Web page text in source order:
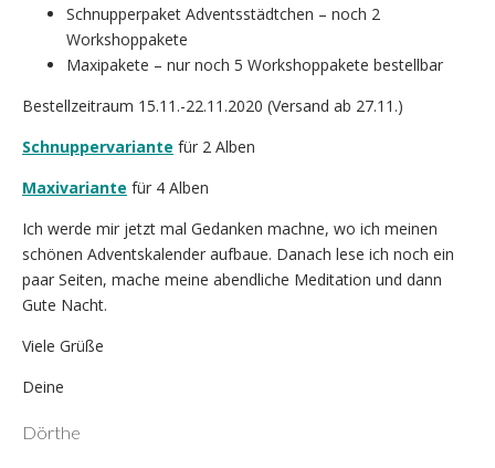
Schnupperpaket Adventsstädtchen – noch 2
Workshoppakete
Maxipakete – nur noch 5 Workshoppakete bestellbar
Bestellzeitraum 15.11.-22.11.2020 (Versand ab 27.11.)
Schnuppervariante für 2 Alben
Maxivariante für 4 Alben
Ich werde mir jetzt mal Gedanken machne, wo ich meinen
schönen Adventskalender aufbaue. Danach lese ich noch ein
paar Seiten, mache meine abendliche Meditation und dann
Gute Nacht.
Viele Grüße
Deine
Dörthe